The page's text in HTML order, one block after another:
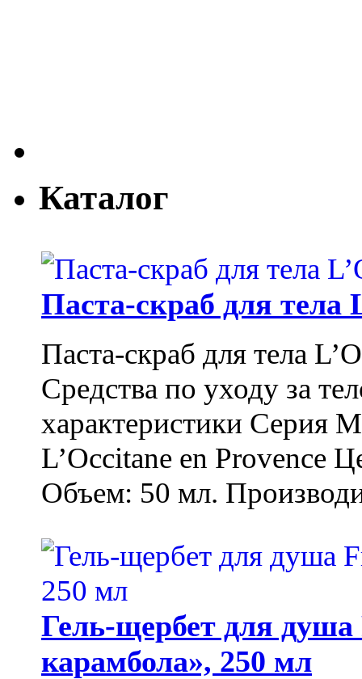
Каталог
Паста-скраб для
Паста-скраб для тела
Средства по уходу за
характеристики Серия
L’Occitane en Provence
Объем: 50 мл.
Гель-щербет для
карамбола», 250 мл